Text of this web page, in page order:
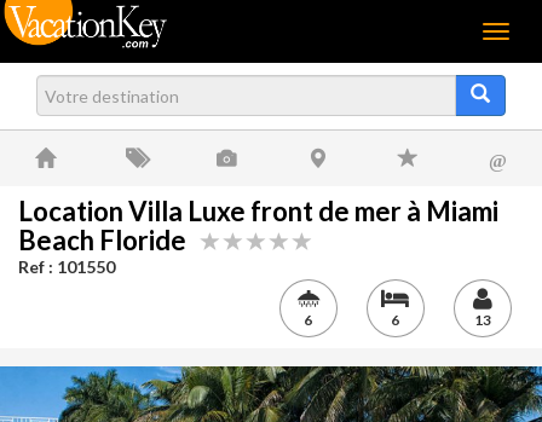
Menu
@
Location Villa Luxe front de mer à Miami
Beach Floride
Ref : 101550
6 6 13